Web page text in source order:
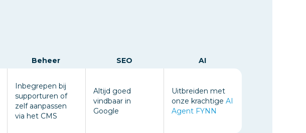
Beheer SEO AI
Inbegrepen bij
supporturen of
zelf aanpassen
via het CMS
Altijd goed
vindbaar in
Google
Uitbreiden met
onze krachtige AI
Agent FYNN